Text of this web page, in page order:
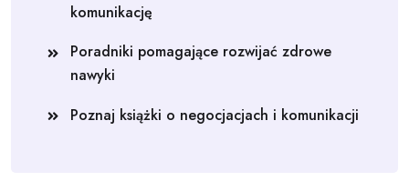
komunikację
Poradniki pomagające rozwijać zdrowe
nawyki
Poznaj książki o negocjacjach i komunikacji